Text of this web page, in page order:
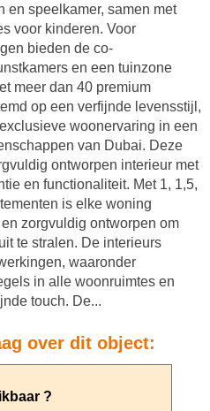
en speelkamer, samen met
voor kinderen. Voor
bieden de co-
en een tuinzone
meer dan 40 premium
op een verfijnde levensstijl,
woonervaring in een
van Dubai. Deze
ontworpen interieur met
en functionaliteit. Met 1, 1,5,
is elke woning
zorgvuldig ontworpen om
te stralen. De interieurs
waaronder
in alle woonruimtes en
touch. De...
over dit object: